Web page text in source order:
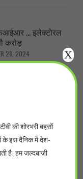
… इलेक्टोरल
करोड़
28, 2024
को ही...
यात्रा यानी
की शोरभरी बहसों
के इस दैनिक में देश-
है। हम जल्दबाज़ी
X